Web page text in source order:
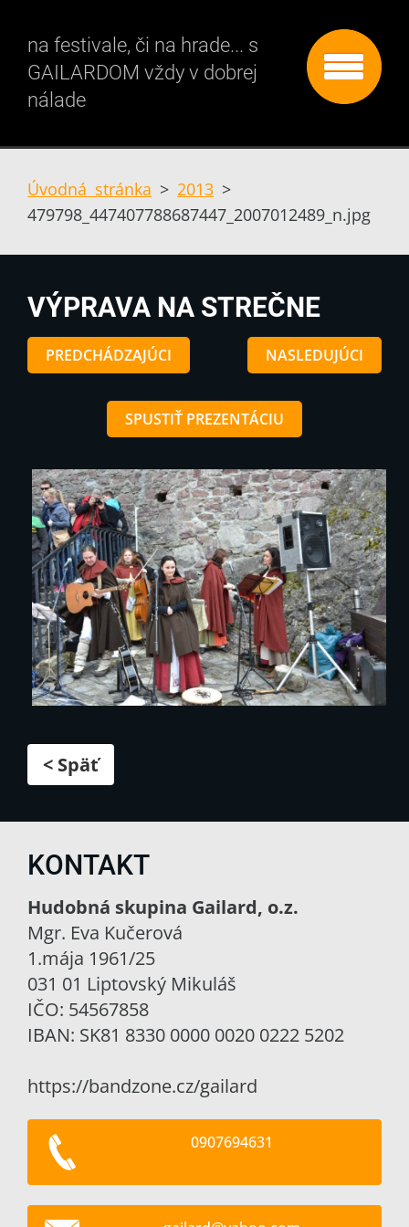
na festivale, či na hrade... s
GAILARDOM vždy v dobrej
nálade
Úvodná stránka > 2013 >
479798_447407788687447_2007012489_n.jpg
VÝPRAVA NA STREČNE
PREDCHÁDZAJÚCI NASLEDUJÚCI
SPUSTIŤ PREZENTÁCIU
< Späť
KONTAKT
Hudobná skupina Gailard, o.z.
Mgr. Eva Kučerová
1.mája 1961/25
031 01 Liptovský Mikuláš
IČO: 54567858
IBAN: SK81 8330 0000 0020 0222 5202
https://bandzone.cz/gailard
0907694631